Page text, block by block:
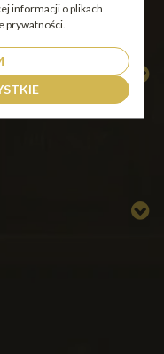
informacji o plikach
prywatności.